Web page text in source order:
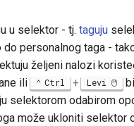
u selektor - tj. taguju
do personalnog taga -
željeni nalozi
ili
Ctrl + Levi 🖱️
selektorom odabirom
može ukloniti selektor